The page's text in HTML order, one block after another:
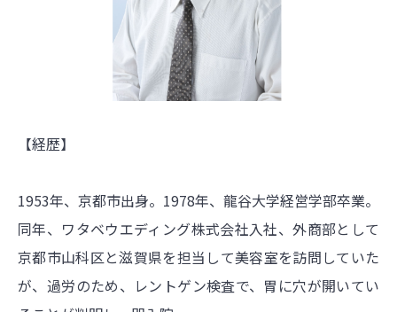
【経歴】
1953年、京都市出身。1978年、龍谷大学経営学部卒業。
同年、ワタベウエディング株式会社入社、外商部として
京都市山科区と滋賀県を担当して美容室を訪問していた
が、過労のため、レントゲン検査で、胃に穴が開いてい